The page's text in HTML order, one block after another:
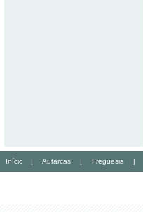
Início | Autarcas | Freguesia |